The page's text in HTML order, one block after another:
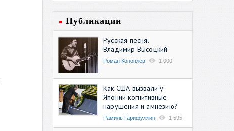
Публикации
Русская песня.
Владимир Высоцкий
Роман Коноплев 1 000
Как США вызвали у
Японии когнитивные
нарушения и амнезию?
Рамиль Гарифуллин 1 595